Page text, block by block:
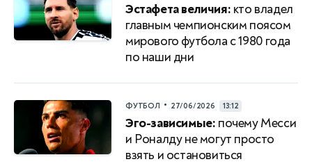
Эстафета величия: кто владел
главным чемпионским поясом
мирового футбола с 1980 года
по наши дни
ФУТБОЛ • 27/06/2026 13:12
Эго-зависимые: почему Месси
и Роналду не могут просто
взять и остановиться